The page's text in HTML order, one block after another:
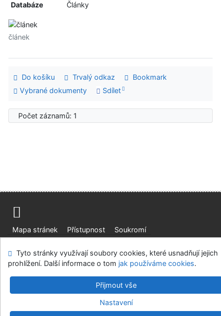
Databáze
Články
článek
Do košíku Trvalý odkaz
Bookmark
Vybrané dokumenty
Sdílet
Počet záznamů: 1
Mapa stránek Přístupnost
Soukromí
Ústavní soud, IČO: 48513687, se sídlem Joštova 625/8,
660 83 Brno
©1993-2026IPACv.4.8.63a-Cosmotron Bohemia, s.r.o.
Tyto stránky využívají soubory cookies, které usnadňují jejich
prohlížení. Další informace o tom jak používáme cookies.
Přijmout vše
Nastavení